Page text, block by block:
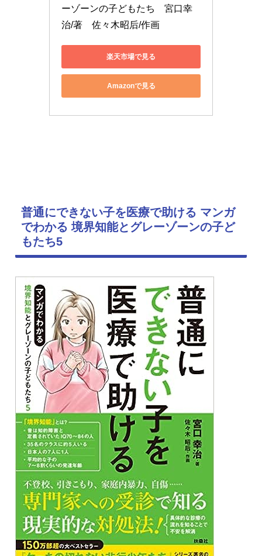
ーゾーンの子どもたち　宮口幸
治/著　佐々木昭后/作画
楽天市場で見る
Amazonで見る
普通にできない子を医療で助ける マンガ
でわかる 境界知能とグレーゾーンの子ど
もたち5